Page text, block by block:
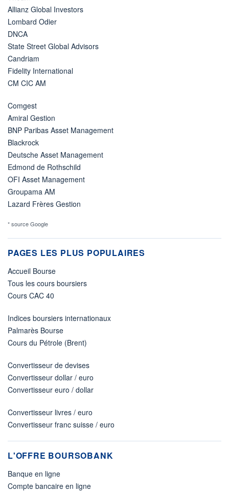
Allianz Global Investors
Lombard Odier
DNCA
State Street Global Advisors
Candriam
Fidelity International
CM CIC AM
Comgest
Amiral Gestion
BNP Paribas Asset Management
Blackrock
Deutsche Asset Management
Edmond de Rothschild
OFI Asset Management
Groupama AM
Lazard Frères Gestion
* source Google
PAGES LES PLUS POPULAIRES
Accueil Bourse
Tous les cours boursiers
Cours CAC 40
Indices boursiers internationaux
Palmarès Bourse
Cours du Pétrole (Brent)
Convertisseur de devises
Convertisseur dollar / euro
Convertisseur euro / dollar
Convertisseur livres / euro
Convertisseur franc suisse / euro
L'OFFRE BOURSOBANK
Banque en ligne
Compte bancaire en ligne